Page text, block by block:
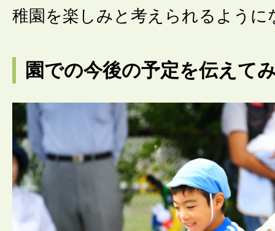
稚園を楽しみと考えられるように
園での今後の予定を伝えて